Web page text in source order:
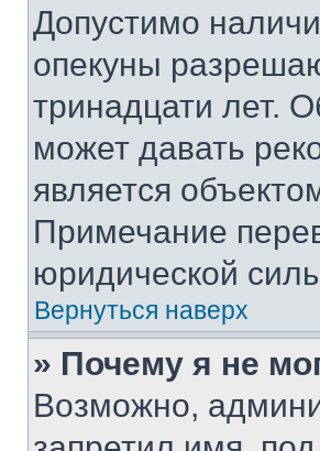
Допустимо
опекуны
тринадцати лет.
может давать
является
Примечание
юридической
Вернуться наверх
» Почему я не
Возможно,